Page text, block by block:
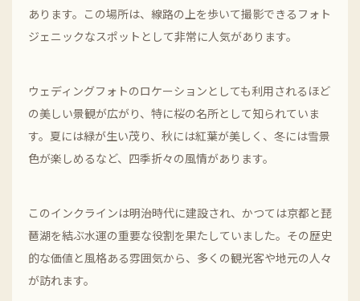
あります。この場所は、線路の上を歩いて撮影できるフォト
ジェニックなスポットとして非常に人気があります。
ウェディングフォトのロケーションとしても利用されるほど
の美しい景観が広がり、特に桜の名所として知られていま
す。夏には緑が生い茂り、秋には紅葉が美しく、冬には雪景
色が楽しめるなど、四季折々の風情があります。
このインクラインは明治時代に建設され、かつては京都と琵
琶湖を結ぶ水運の重要な役割を果たしていました。その歴史
的な価値と風格ある雰囲気から、多くの観光客や地元の人々
が訪れます。